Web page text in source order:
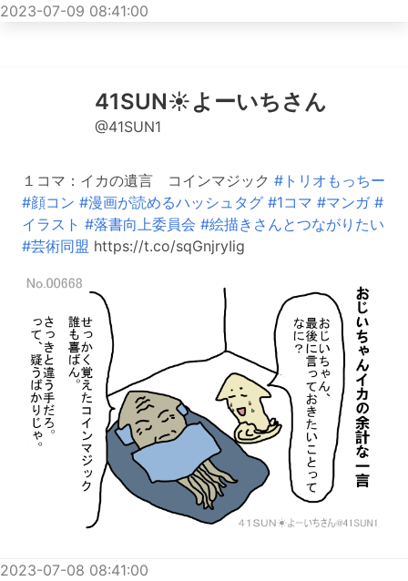
2023-07-09 08:41:00
41SUN☀️よーいちさん
@41SUN1
１コマ：イカの遺言 コインマジック #トリオもっちー
#顔コン #漫画が読めるハッシュタグ #1コマ #マンガ #
イラスト #落書向上委員会 #絵描きさんとつながりたい
#芸術同盟 https://t.co/sqGnjryIig
2023-07-08 08:41:00